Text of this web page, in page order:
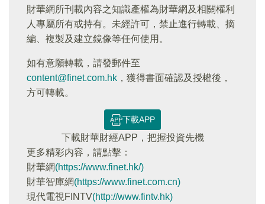
財華網所刊載內容之知識產權為財華網及相關權利
人專屬所有或持有。未經許可，禁止進行轉載、摘
編、複製及建立鏡像等任何使用。
如有意願轉載，請發郵件至
content@finet.com.hk ，獲得書面確認及授權後，
方可轉載。
下載APP
下載財華財經APP，把握投資先機
更多精彩内容，請點擊：
財華網(https://www.finet.hk/)
財華智庫網(https://www.finet.com.cn)
現代電視FINTV(http://www.fintv.hk)